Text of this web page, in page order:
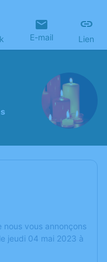
E-mail Lien
nous vous annonçons
jeudi 04 mai 2023 à